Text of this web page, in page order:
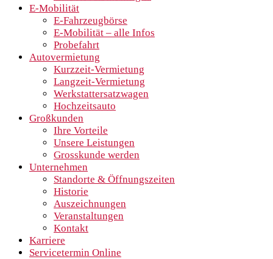
E-Mobilität
E-Fahrzeugbörse
E-Mobilität – alle Infos
Probefahrt
Autovermietung
Kurzzeit-Vermietung
Langzeit-Vermietung
Werkstattersatzwagen
Hochzeitsauto
Großkunden
Ihre Vorteile
Unsere Leistungen
Grosskunde werden
Unternehmen
Standorte & Öffnungszeiten
Historie
Auszeichnungen
Veranstaltungen
Kontakt
Karriere
Servicetermin Online